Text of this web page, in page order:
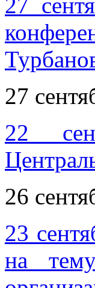
27
22
26
23
на